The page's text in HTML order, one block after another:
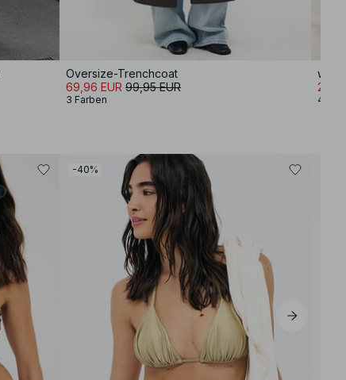
Oversize-Trenchcoat
69,96 EUR 99,95 EUR
3 Farben 4
-40%